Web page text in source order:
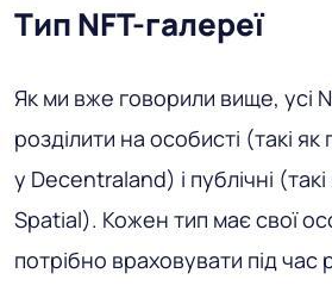
Тип NFT-галереї
Як ми вже говорили вище, усі
розділити на особисті (такі
у Decentraland) і публічні
Spatial). Кожен тип має свої
потрібно враховувати під час